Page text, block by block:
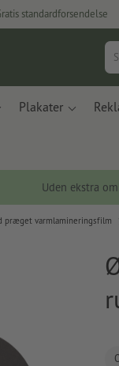
standardforsendelse
Plakater
Uden ekstra
præget varmlamineringsfilm